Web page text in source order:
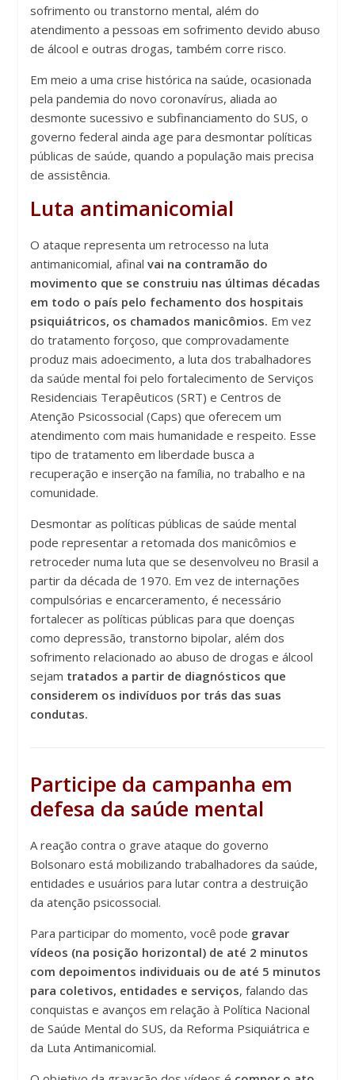
sofrimento ou transtorno mental, além do
atendimento a pessoas em sofrimento devido abuso
de álcool e outras drogas, também corre risco.
Em meio a uma crise histórica na saúde, ocasionada
pela pandemia do novo coronavírus, aliada ao
desmonte sucessivo e subfinanciamento do SUS, o
governo federal ainda age para desmontar políticas
públicas de saúde, quando a população mais precisa
de assistência.
Luta antimanicomial
O ataque representa um retrocesso na luta
antimanicomial, afinalvai na contramão do
movimento que se construiu nas últimas décadas
em todo o país pelo fechamento dos hospitais
psiquiátricos, os chamados manicômios. Em vez
do tratamento forçoso, que comprovadamente
produz mais adoecimento, a luta dos trabalhadores
da saúde mental foi pelo fortalecimento de Serviços
Residenciais Terapêuticos (SRT) e Centros de
Atenção Psicossocial (Caps) que oferecem um
atendimento com mais humanidade e respeito. Esse
tipo de tratamento em liberdade busca a
recuperação e inserção na família, no trabalho e na
comunidade.
Desmontar as políticas públicas de saúde mental
pode representar a retomada dos manicômios e
retroceder numa luta que se desenvolveu no Brasil a
partir da década de 1970. Em vez de internações
compulsórias e encarceramento, é necessário
fortalecer as políticas públicas para que doenças
como depressão, transtorno bipolar, além dos
sofrimento relacionado ao abuso de drogas e álcool
sejam tratados a partir de diagnósticos que
considerem os indivíduos por trás das suas
condutas.
Participe da campanha em
defesa da saúde mental
A reação contra o grave ataque do governo
Bolsonaro está mobilizando trabalhadores da saúde,
entidades e usuários para lutar contra a destruição
da atenção psicossocial.
Para participar do momento, você pode gravar
vídeos (na posição horizontal) de até 2 minutos
com depoimentos individuais ou de até 5 minutos
para coletivos, entidades e serviços, falando das
conquistas e avanços em relação à Política Nacional
de Saúde Mental do SUS, da Reforma Psiquiátrica e
da Luta Antimanicomial.